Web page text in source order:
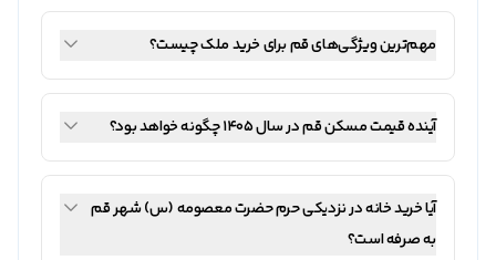
مهم‌ترین ویژگی‌های قم برای خرید ملک چیست؟
آینده قیمت مسکن قم در سال ۱۴۰۵ چگونه خواهد بود؟
آیا خرید خانه در نزدیکی حرم حضرت معصومه (س) شهر قم
به صرفه است؟